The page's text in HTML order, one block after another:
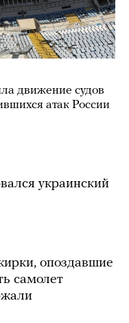
движение судов
атак России
украинский
опоздавшие
самолет